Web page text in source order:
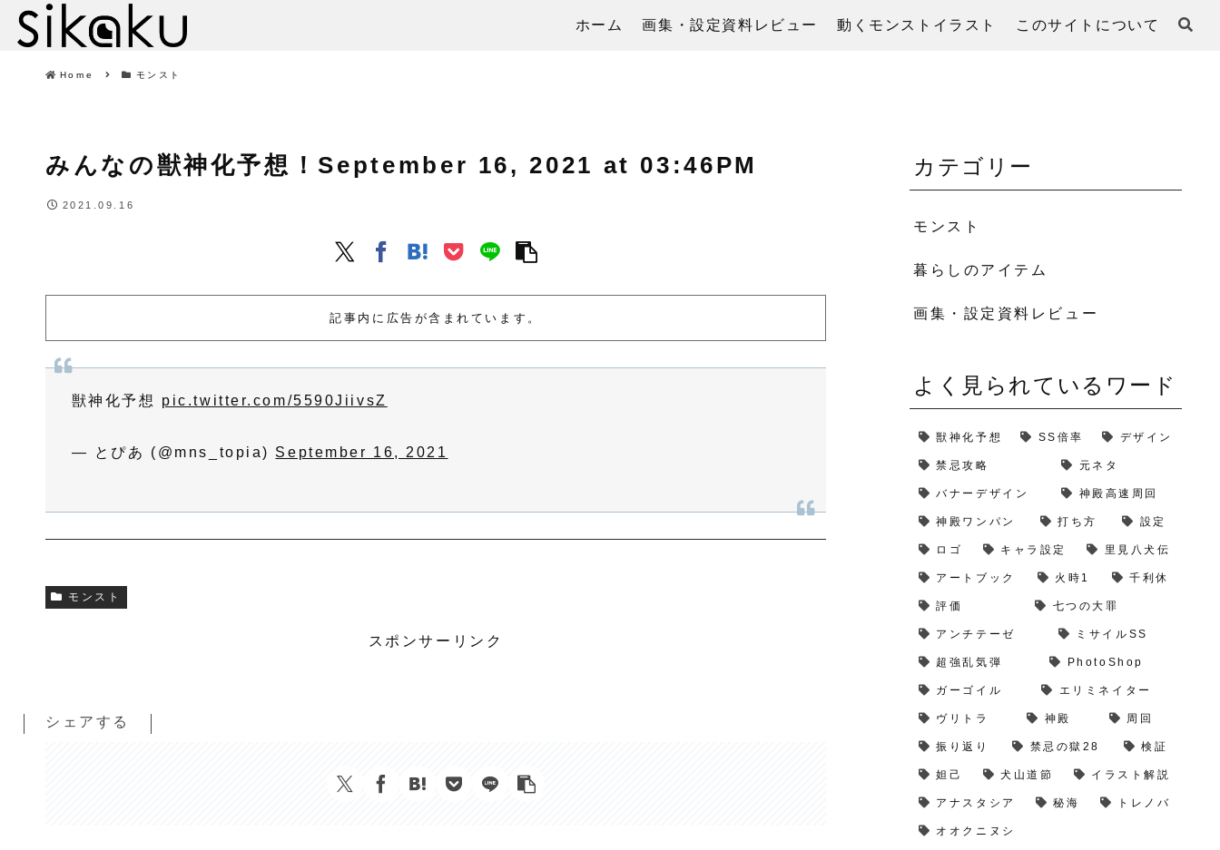
ホーム 画集・設定資料レビュー 動くモンストイラスト このサイトについて
Home モンスト
みんなの獣神化予想！September 16, 2021 at 03:46PM
2021.09.16
記事内に広告が含まれています。
獣神化予想 pic.twitter.com/5590JiivsZ
— とぴあ (@mns_topia) September 16, 2021
モンスト
スポンサーリンク
シェアする
カテゴリー
モンスト
暮らしのアイテム
画集・設定資料レビュー
よく見られているワード
獣神化予想 SS倍率 デザイン
禁忌攻略 元ネタ
バナーデザイン 神殿高速周回
神殿ワンパン 打ち方 設定
ロゴ キャラ設定 里見八犬伝
アートブック 火時1 千利休
評価 七つの大罪
アンチテーゼ ミサイルSS
超強乱気弾 PhotoShop
ガーゴイル エリミネイター
ヴリトラ 神殿 周回
振り返り 禁忌の獄28 検証
妲己 犬山道節 イラスト解説
アナスタシア 秘海 トレノバ
オオクニヌシ